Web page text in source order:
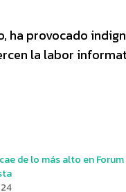
ha provocado
la labor
de lo más alto en Forum